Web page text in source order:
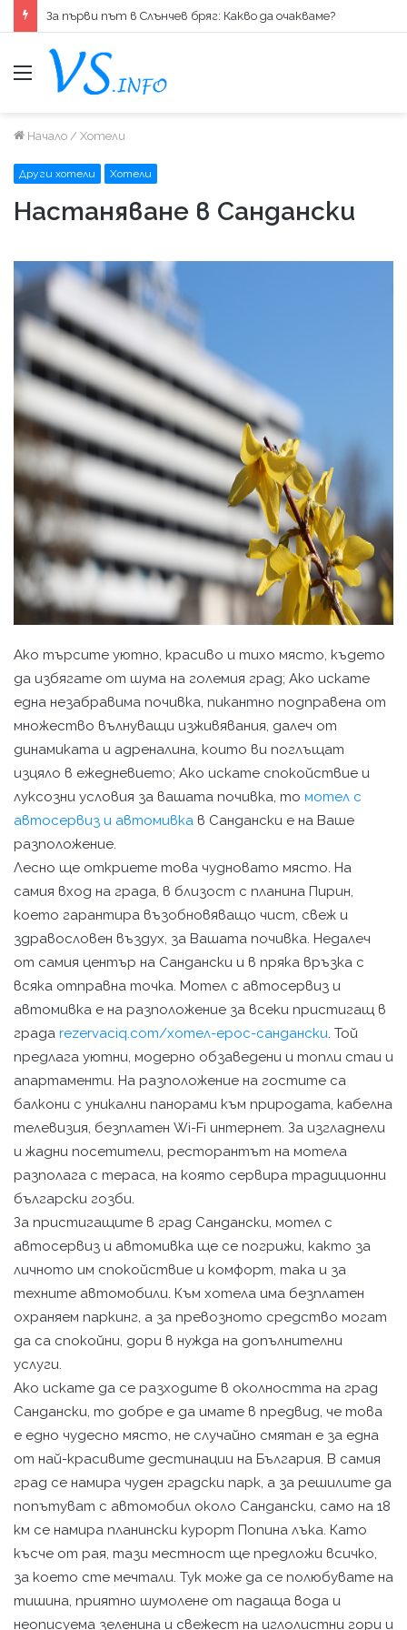
За първи път в Слънчев бряг: Какво да очакваме?
меню
Начало / Хотели
Други хотели Хотели
Настаняване в Сандански
Ако търсите уютно, красиво и тихо място, където
да избягате от шума на големия град; Ако искате
една незабравима почивка, пикантно подправена от
множество вълнуващи изживявания, далеч от
динамиката и адреналина, които ви поглъщат
изцяло в ежедневието; Ако искате спокойствие и
луксозни условия за вашата почивка, то мотел с
автосервиз и автомивка в Сандански е на Ваше
разположение.
Лесно ще откриете това чудновато място. На
самия вход на града, в близост с планина Пирин,
което гарантира възобновяващо чист, свеж и
здравословен въздух, за Вашата почивка. Недалеч
от самия център на Сандански и в пряка връзка с
всяка отправна точка. Мотел с автосервиз и
автомивка е на разположение за всеки пристигащ в
града rezervaciq.com/хотел-ерос-сандански. Той
предлага уютни, модерно обзаведени и топли стаи и
апартаменти. На разположение на гостите са
балкони с уникални панорами към природата, кабелна
телевизия, безплатен Wi-Fi интернет. За изгладнели
и жадни посетители, ресторантът на мотела
разполага с тераса, на която сервира традиционни
български гозби.
За пристигащите в град Сандански, мотел с
автосервиз и автомивка ще се погрижи, както за
личното им спокойствие и комфорт, така и за
техните автомобили. Към хотела има безплатен
охраняем паркинг, а за превозното средство могат
да са спокойни, дори в нужда на допълнителни
услуги.
Ако искате да се разходите в околността на град
Сандански, то добре е да имате в предвид, че това
е едно чудесно място, не случайно смятан е за една
от най-красивите дестинации на България. В самия
град се намира чуден градски парк, а за решилите да
попътуват с автомобил около Сандански, само на 18
км се намира планински курорт Попина лъка. Като
късче от рая, тази местност ще предложи всичко,
за което сте мечтали. Тук може да се полюбувате на
тишина, приятно шумолене от падаща вода и
неописуема зеленина и свежест на иглолистни гори и